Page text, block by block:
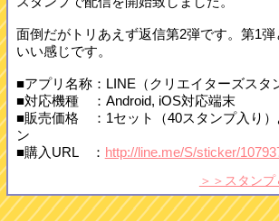
面倒だがトリあえず返信第2弾です。第1弾
いい感じです。
■アプリ名称：LINE（クリエイターズスタ
■対応機種 ：Android, iOS対応端末
■販売価格 ：1セット（40スタンプ入り）
ン
■購入URL ： http://line.me/S/sticker/
＞＞スタン